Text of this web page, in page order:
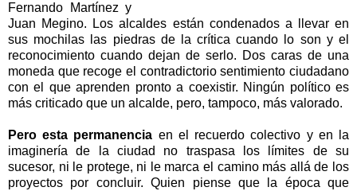
Fernando Martínez y
Juan Megino. Los alcaldes están condenados a llevar en
sus mochilas las piedras de la crítica cuando lo son y el
reconocimiento cuando dejan de serlo. Dos caras de una
moneda que recoge el contradictorio sentimiento ciudadano
con el que aprenden pronto a coexistir. Ningún político es
más criticado que un alcalde, pero, tampoco, más valorado.
Pero esta permanencia en el recuerdo colectivo y en la
imaginería de la ciudad no traspasa los límites de su
sucesor, ni le protege, ni le marca el camino más allá de los
proyectos por concluir. Quien piense que la época que